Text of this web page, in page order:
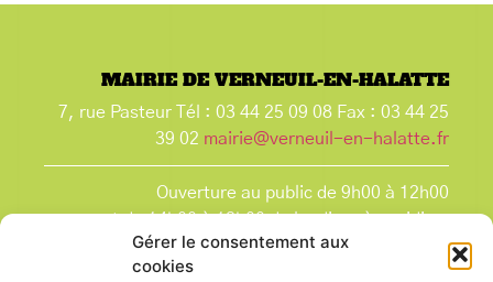
Gérer le consentement aux
cookies
MAIRIE DE VERNEUIL-EN-HALATTE
7, rue Pasteur Tél : 03 44 25 09 08 Fax : 03 44 25
39 02 mairie@verneuil-en-halatte.fr
Ouverture au public de 9h00 à 12h00
et de 14h00 à 18h00 du lundi après-midi au
vendredi,
et le samedi de 9h00 à 12h00.